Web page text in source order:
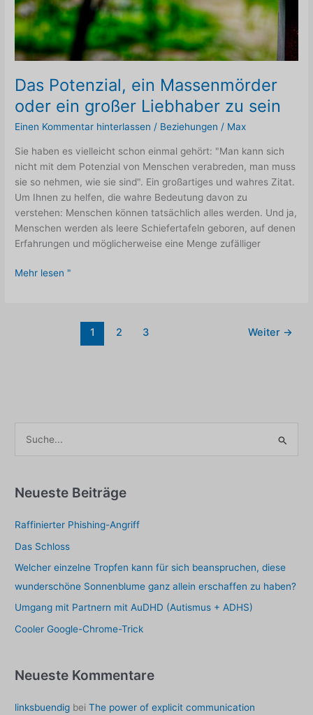
Das Potenzial, ein Massenmörder
oder ein großer Liebhaber zu sein
Einen Kommentar hinterlassen / Beziehungen / Max
Sie haben es vielleicht schon einmal gehört: "Man kann sich
nicht mit dem Potenzial von Menschen verabreden, man muss
sie so nehmen, wie sie sind". Ein großartiges und wahres Zitat.
Um Ihnen zu helfen, die wahre Bedeutung davon zu
verstehen: Menschen können tatsächlich alles werden. Und ja,
Menschen werden als leere Schiefertafeln geboren, auf denen
Erfahrungen und möglicherweise eine Menge zufälliger
Das
Mehr lesen "
1 2 3 Weiter →
h
n
a
c
h
Neueste Beiträge
Raffinierter Phishing-Angriff
Das Schloss
Welcher einzelne Tropfen kann für sich beanspruchen, diese
wunderschöne Sonnenblume ganz allein erschaffen zu haben?
Umgang mit Partnern mit AuDHD (Autismus + ADHS)
Cooler Google-Chrome-Trick
Neueste Kommentare
linksbuendig beiThe power of explicit communication